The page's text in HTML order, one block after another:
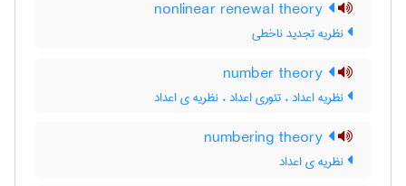
نظریه تجدید ناخطی
نظریه اعداد ، تئوری اعداد ، نظریه ی اعداد
نظریه ی اعداد